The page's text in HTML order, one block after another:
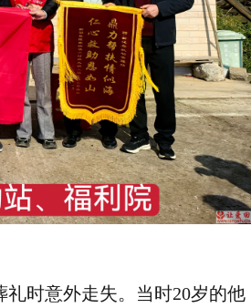
时意外走失。当时20岁的他